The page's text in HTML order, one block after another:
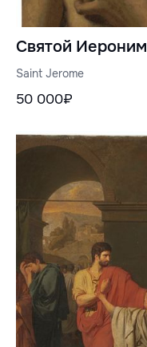
Святой Иероним
Saint Jerome
50 000₽